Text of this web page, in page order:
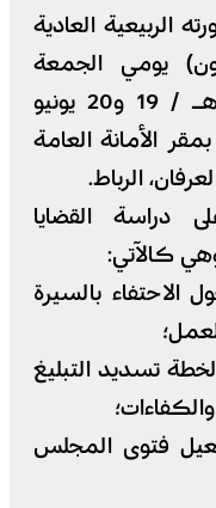
الربيعية العادية
يومي الجمعة
والسبت 03 و04 محرم 1448هـ / 19 و20 يونيو
الأمانة العامة
الرباط.
القضايا
كالآتي:
الاحتفاء بالسيرة
تسديد التبليغ
فتوى المجلس